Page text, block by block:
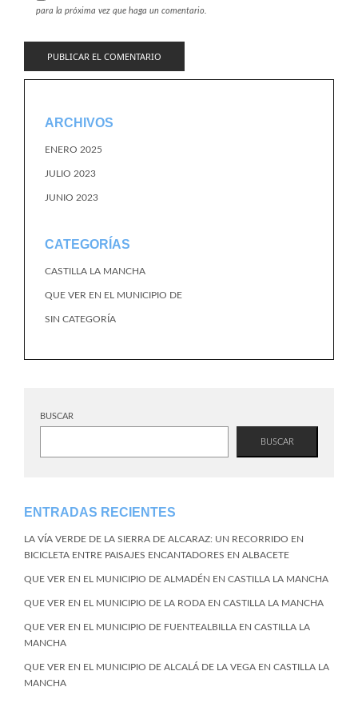
para la próxima vez que haga un comentario.
ARCHIVOS
ENERO 2025
JULIO 2023
JUNIO 2023
CATEGORÍAS
CASTILLA LA MANCHA
QUE VER EN EL MUNICIPIO DE
SIN CATEGORÍA
BUSCAR
BUSCAR
ENTRADAS RECIENTES
LA VÍA VERDE DE LA SIERRA DE ALCARAZ: UN RECORRIDO EN
BICICLETA ENTRE PAISAJES ENCANTADORES EN ALBACETE
QUE VER EN EL MUNICIPIO DE ALMADÉN EN CASTILLA LA MANCHA
QUE VER EN EL MUNICIPIO DE LA RODA EN CASTILLA LA MANCHA
QUE VER EN EL MUNICIPIO DE FUENTEALBILLA EN CASTILLA LA
MANCHA
QUE VER EN EL MUNICIPIO DE ALCALÁ DE LA VEGA EN CASTILLA LA
MANCHA